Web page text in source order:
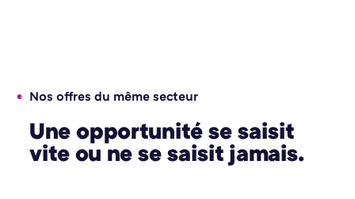
Nos offres du même secteur
Une opportunité se saisit
vite ou ne se saisit jamais.